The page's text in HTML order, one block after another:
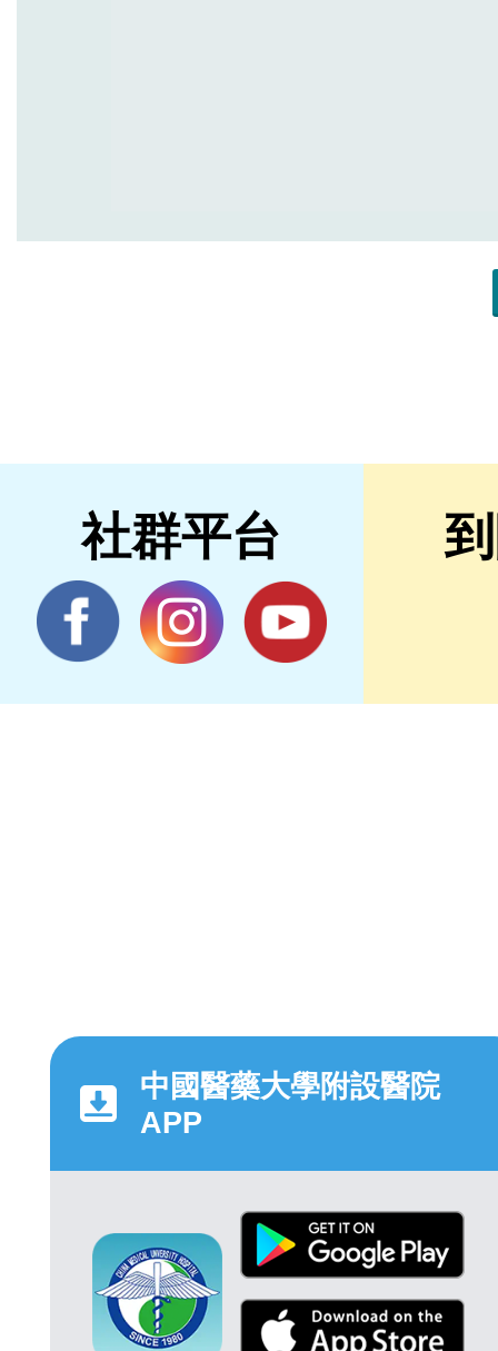
社群平台
中國醫藥大學附設醫院
APP